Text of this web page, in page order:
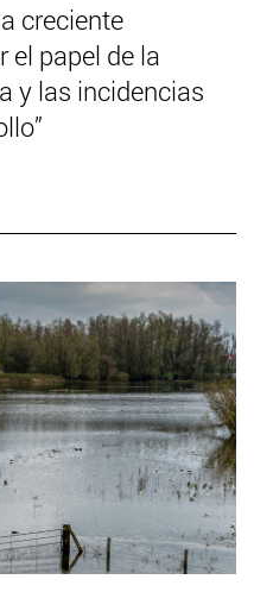
creciente
el papel de la
y las incidencias